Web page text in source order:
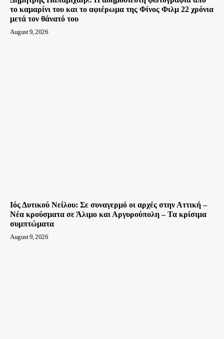
το καμαρίνι του και το αφιέρωμα της Φίνος Φιλμ 22 χρόνια
μετά τον θάνατό του
August 9, 2026
Ιός Δυτικού Νείλου: Σε συναγερμό οι αρχές στην Αττική –
Νέα κρούσματα σε Άλιμο και Αργυρούπολη – Τα κρίσιμα
συμπτώματα
August 9, 2026